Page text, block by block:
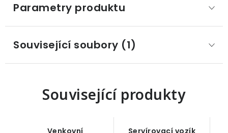
Parametry produktu
Související soubory (1)
Související produkty
Venkovní
Servírovací vozík